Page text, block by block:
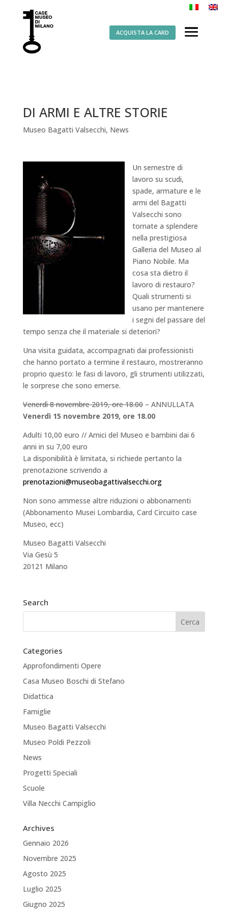
ACQUISTA LA CARD
DI ARMI E ALTRE STORIE
Museo Bagatti Valsecchi, News
Un semestre di
lavoro su scudi,
spade, armature e le
armi del Bagatti
Valsecchi sono
tornate a splendere
nella prestigiosa
Galleria del Museo al
Piano Nobile. Ma
cosa sta dietro il
lavoro di restauro?
Quali strumenti si
usano per mantenere
i segni del passare del
tempo senza che il materiale si deteriori?
Una visita guidata, accompagnati dai professionisti
che hanno portato a termine il restauro, mostreranno
proprio questo: le fasi di lavoro, gli strumenti utilizzati,
le sorprese che sono emerse.
Venerdì 8 novembre 2019, ore 18.00– ANNULLATA
Venerdì 15 novembre 2019, ore 18.00
Adulti 10,00 euro // Amici del Museo e bambini dai 6
anni in su 7,00 euro
La disponibilità è limitata, si richiede pertanto la
prenotazione scrivendo a
prenotazioni@museobagattivalsecchi.org
Non sono ammesse altre riduzioni o abbonamenti
(Abbonamento Musei Lombardia, Card Circuito case
Museo, ecc)
Museo Bagatti Valsecchi
Via Gesù 5
20121 Milano
Search
Categories
Approfondimenti Opere
Casa Museo Boschi di Stefano
Didattica
Famiglie
Museo Bagatti Valsecchi
Museo Poldi Pezzoli
News
Progetti Speciali
Scuole
Villa Necchi Campiglio
Archives
Gennaio 2026
Novembre 2025
Agosto 2025
Luglio 2025
Giugno 2025